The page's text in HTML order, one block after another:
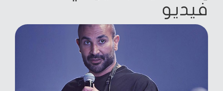
فيديو